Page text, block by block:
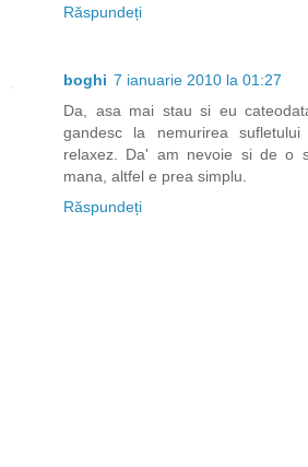
Răspundeți
boghi 7 ianuarie 2010 la 01:27
Da, asa mai stau si eu
gandesc la nemurirea
relaxez. Da' am nevoie si de o
mana, altfel e prea simplu.
Răspundeți